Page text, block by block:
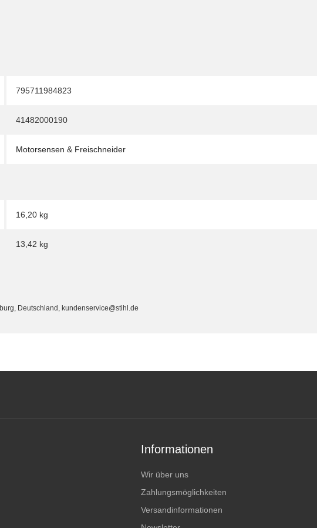
795711984823
41482000190
Motorsensen & Freischneider
16,20 kg
13,42 kg
Deutschland, kundenservice@stihl.de
Informationen
Wir über uns
Zahlungsmöglichkeiten
Versandinformationen